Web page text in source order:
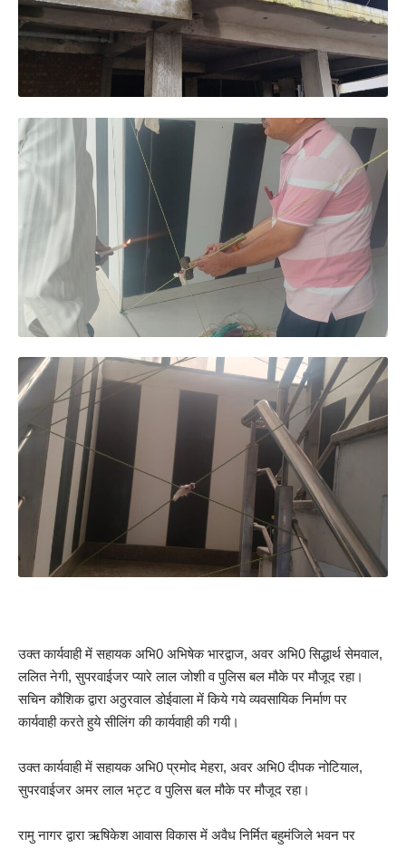
उक्त कार्यवाही में सहायक अभि0 अभिषेक भारद्वाज, अवर अभि0 सिद्धार्थ सेमवाल,
ललित नेगी, सुपरवाईजर प्यारे लाल जोशी व पुलिस बल मौके पर मौजूद रहा।
सचिन कौशिक द्वारा अठुरवाल डोईवाला में किये गये व्यवसायिक निर्माण पर
कार्यवाही करते हुये सीलिंग की कार्यवाही की गयी।
उक्त कार्यवाही में सहायक अभि0 प्रमोद मेहरा, अवर अभि0 दीपक नोटियाल,
सुपरवाईजर अमर लाल भट्ट व पुलिस बल मौके पर मौजूद रहा।
रामु नागर द्वारा ऋषिकेश आवास विकास में अवैध निर्मित बहुमंजिले भवन पर